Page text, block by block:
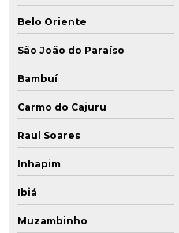
Belo Oriente
São João do Paraíso
Bambuí
Carmo do Cajuru
Raul Soares
Inhapim
Ibiá
Muzambinho